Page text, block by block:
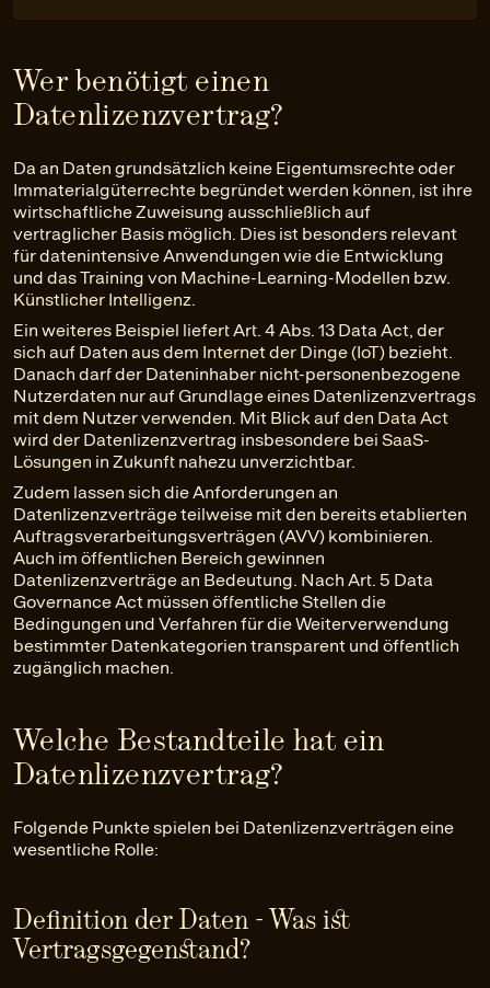
Wer benötigt einen
Datenlizenzvertrag?
Da an Daten grundsätzlich keine Eigentumsrechte oder
Immaterialgüterrechte begründet werden können, ist ihre
wirtschaftliche Zuweisung ausschließlich auf
vertraglicher Basis möglich. Dies ist besonders relevant
für datenintensive Anwendungen wie die Entwicklung
und das Training von Machine-Learning-Modellen bzw.
Künstlicher Intelligenz
Ein weiteres Beispiel liefert Art. 4 Abs. 13 Data Act, der
sich auf Daten aus dem Internet der Dinge (IoT) bezieht.
Danach darf der Dateninhaber nicht-personenbezogene
Nutzerdaten nur auf Grundlage eines Datenlizenzvertrags
mit dem Nutzer verwenden. Mit Blick auf den Data Act
wird der Datenlizenzvertrag insbesondere bei SaaS-
Lösungen in Zukunft nahezu unverzichtbar.
Zudem lassen sich die Anforderungen an
Datenlizenzverträge teilweise mit den bereits etablierten
Auftragsverarbeitungsverträgen (AVV) kombinieren.
Auch im öffentlichen Bereich gewinnen
Datenlizenzverträge an Bedeutung. Nach Art. 5 Data
Governance Act müssen öffentliche Stellen die
Bedingungen und Verfahren für die Weiterverwendung
bestimmter Datenkategorien transparent und öffentlich
zugänglich machen.
Welche Bestandteile hat ein
Datenlizenzvertrag?
Folgende Punkte spielen bei Datenlizenzverträgen eine
wesentliche Rolle:
Definition der Daten - Was ist
Vertragsgegenstand?